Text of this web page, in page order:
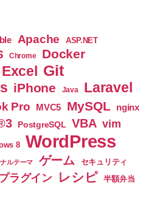
Apache ASP.NET
Chrome Docker
Excel Git
iPhone Java Laravel
Pro MVC5 MySQL nginx
PostgreSQL VBA vim
8 WordPress
ルテーマ ゲーム セキュリティ
ラグイン レシピ 半額弁当